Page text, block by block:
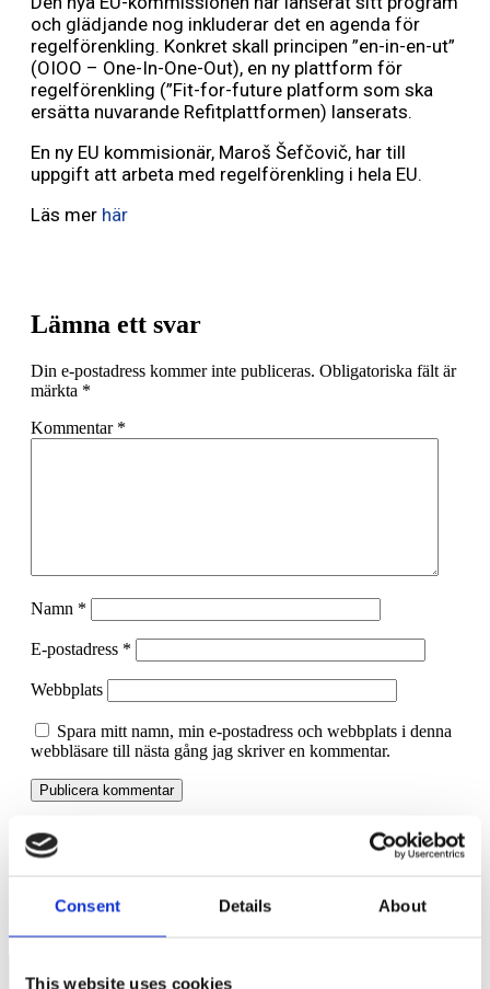
Consent Details About
This website uses cookies
och glädjande nog inkluderar det en agenda för
regelförenkling. Konkret skall principen ”en-in-en-ut”
(OIOO – One-In-One-Out), en ny plattform för
regelförenkling (”Fit-for-future platform som ska
ersätta nuvarande Refitplattformen) lanserats.
En ny EU kommisionär, Maroš Šefčovič, har till
uppgift att arbeta med regelförenkling i hela EU.
Läs mer här
Lämna ett svar
Din e-postadress kommer inte publiceras. Obligatoriska fält är
märkta *
Kommentar *
Namn *
E-postadress *
Webbplats
Spara mitt namn, min e-postadress och webbplats i denna
webbläsare till nästa gång jag skriver en kommentar.
Kanske försvinner vårdmomsen igen